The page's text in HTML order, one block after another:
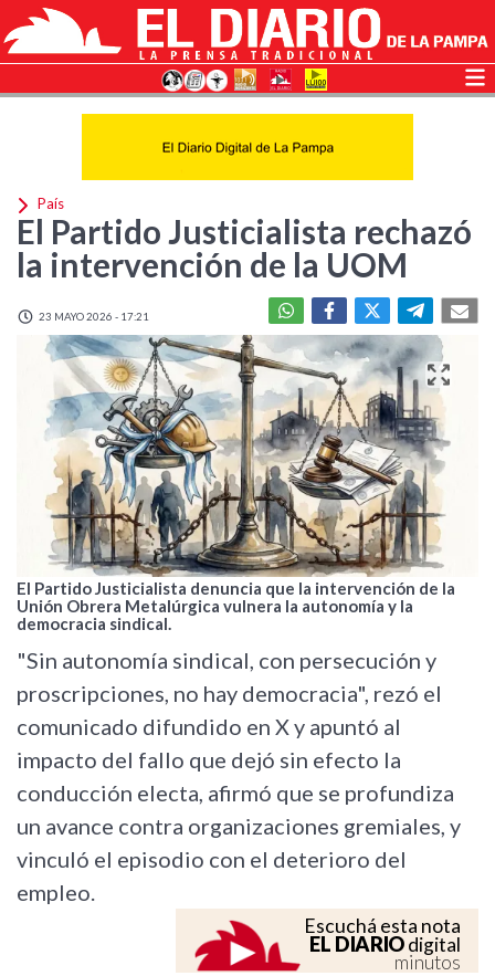
País
El Partido Justicialista rechazó
la intervención de la UOM
23 MAYO 2026 - 17:21
El Partido Justicialista denuncia que la intervención de la
Unión Obrera Metalúrgica vulnera la autonomía y la
democracia sindical.
"Sin autonomía sindical, con persecución y
proscripciones, no hay democracia", rezó el
comunicado difundido en X y apuntó al
impacto del fallo que dejó sin efecto la
conducción electa, afirmó que se profundiza
un avance contra organizaciones gremiales, y
vinculó el episodio con el deterioro del
empleo.
Escuchá esta nota
EL DIARIOdigital
minutos